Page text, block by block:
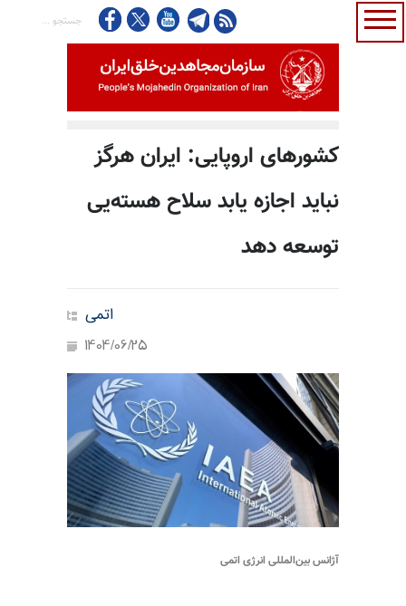
کشورهای اروپایی: ایران هرگز
نباید اجازه یابد سلاح هسته‌یی
توسعه دهد
اتمی
1404/06/25
آژانس بین‌المللی انرژی اتمی